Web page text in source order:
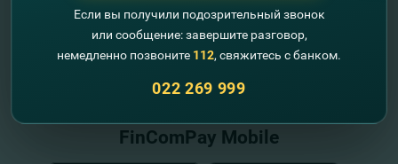
"FinComBank" S.A. является членом
Республики Молдова
FinComPay Mobile
Если вы получили подозрительный звонок
или сообщение: завершите разговор,
немедленно позвоните 112, свяжитесь с банком.
022 269 999